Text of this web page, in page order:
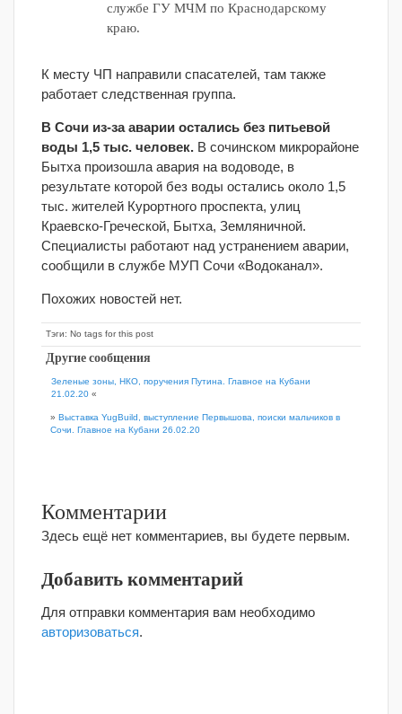
службе ГУ МЧМ по Краснодарскому
краю.
К месту ЧП направили спасателей, там также
работает следственная группа.
В Сочи из-за аварии остались без питьевой
воды 1,5 тыс. человек. В сочинском микрорайоне
Бытха произошла авария на водоводе, в
результате которой без воды остались около 1,5
тыс. жителей Курортного проспекта, улиц
Краевско-Греческой, Бытха, Земляничной.
Специалисты работают над устранением аварии,
сообщили в службе МУП Сочи «Водоканал».
Похожих новостей нет.
Тэги: No tags for this post
Другие сообщения
Зеленые зоны, НКО, поручения Путина. Главное на Кубани
21.02.20 «
» Выставка YugBuild, выступление Первышова, поиски мальчиков в
Сочи. Главное на Кубани 26.02.20
Комментарии
Здесь ещё нет комментариев, вы будете первым.
Добавить комментарий
Для отправки комментария вам необходимо
авторизоваться.